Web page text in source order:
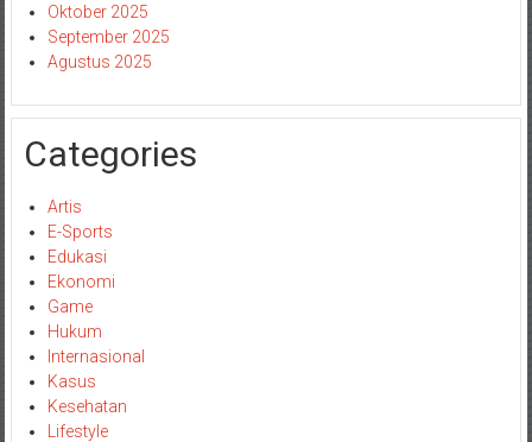
Oktober 2025
September 2025
Agustus 2025
Categories
Artis
E-Sports
Edukasi
Ekonomi
Game
Hukum
Internasional
Kasus
Kesehatan
Lifestyle